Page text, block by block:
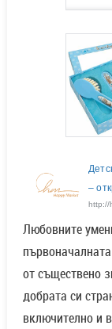
–
http://
Любовните
от съществено
добрата си
включително и